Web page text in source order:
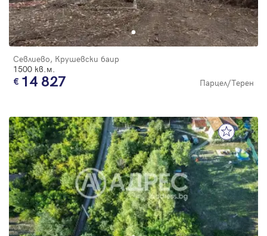
Севлиево, Крушевски баир
1500 кв.м.
14 827 Парцел/Терен